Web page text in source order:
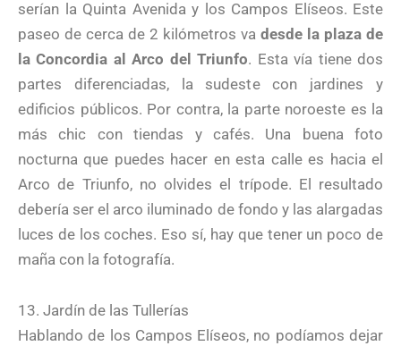
serían la Quinta Avenida y los Campos Elíseos. Este
paseo de cerca de 2 kilómetros va desde la plaza de
la Concordia al Arco del Triunfo. Esta vía tiene dos
partes diferenciadas, la sudeste con jardines y
edificios públicos. Por contra, la parte noroeste es la
más chic con tiendas y cafés. Una buena foto
nocturna que puedes hacer en esta calle es hacia el
Arco de Triunfo, no olvides el trípode. El resultado
debería ser el arco iluminado de fondo y las alargadas
luces de los coches. Eso sí, hay que tener un poco de
maña con la fotografía.
13. Jardín de las Tullerías
Hablando de los Campos Elíseos, no podíamos dejar